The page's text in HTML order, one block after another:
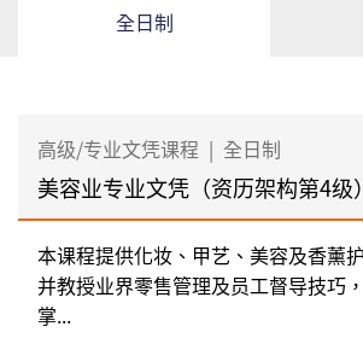
全日制
高级/专业文凭课程 | 全日制
美容业专业文凭（资历架构第4级）
本课程提供化妆、甲艺、美容及香薰
并教授业界零售管理及员工督导技巧
掌...